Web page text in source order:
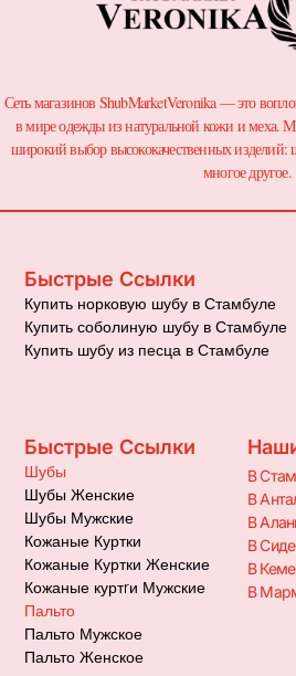
Сеть магазинов ShubMarketVeronika — это
в мире одежды из натуральной кожи и меха.
широкий выбор высококачественных
многое другое.
Быстрые Ссылки
Купить норковую шубу в Стамбуле
Купить соболиную шубу в Стамбуле
Купить шубу из песца в Стамбуле
Быстрые Ссылки
Шубы
Шубы Женские
Шубы Мужские
Кожаные Куртки
Кожаные Куртки Женские
Кожаные куртrи Мужские
Пальто
Пальто Мужское
Пальто Женское
В
В
В
В Сиде
В
В